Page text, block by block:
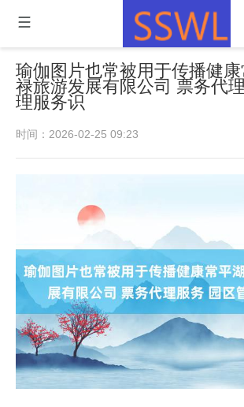
瑜伽图片也常被用于传播健
禄旅游发展有限公司 票务代
理服务识
时间：2026-02-25 09:23